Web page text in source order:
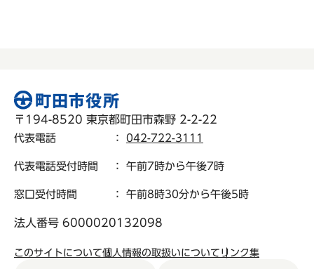
〒194-8520 東京都町田市森野 2-2-22
代表電話 ： 042-722-3111
代表電話受付時間 ： 午前7時から午後7時
窓口受付時間 ： 午前8時30分から午後5時
法人番号 6000020132098
このサイトについて個人情報の取扱いについて リンク集